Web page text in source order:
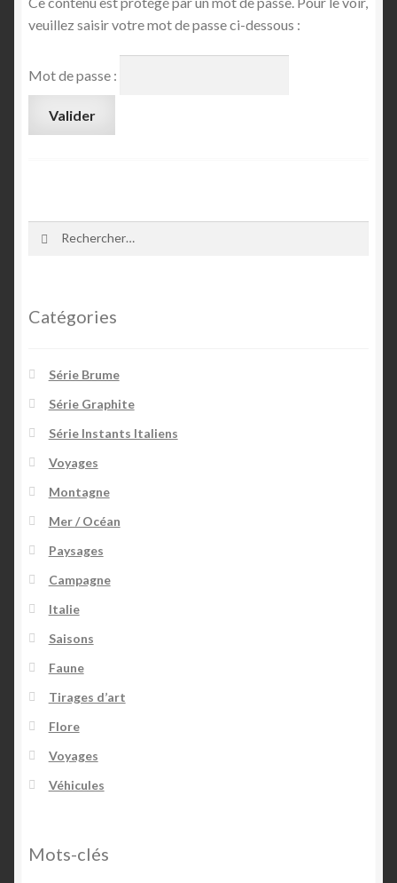
Échec de la transaction
Historique des achats
Compétences
Contact 1
Grand prix auto de Pau historique
Jobs
La série « Graphite »
La série « Instants Italiens »
Le certificat d’authenticité Hahnemühle
Les Chauvins Pau
Mon Compte
Pérégrinations
veuillez saisir votre mot de passe ci-dessous :
Mot de passe :
Catégories
Série Brume
Série Graphite
Série Instants Italiens
Voyages
Montagne
Mer / Océan
Paysages
Campagne
Italie
Saisons
Faune
Tirages d’art
Flore
Voyages
Véhicules
Mots-clés